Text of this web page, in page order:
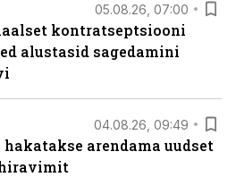
05.08.26, 07:00
kontratseptsiooni
alustasid sagedamini
04.08.26, 09:49
hakatakse arendama uudset